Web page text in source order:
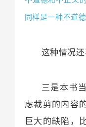
同样是一种不道德
这种情况还
三是本书
虑裁剪的内容
巨大的缺陷，